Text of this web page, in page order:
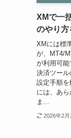
XMで一
のやり方
XMには標
が、MT4/
が利用可
決済ツー
設定手順
には、あ
ま...
2026年2月